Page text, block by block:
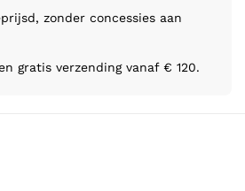
zonder concessies aan
gratis verzending vanaf € 120.